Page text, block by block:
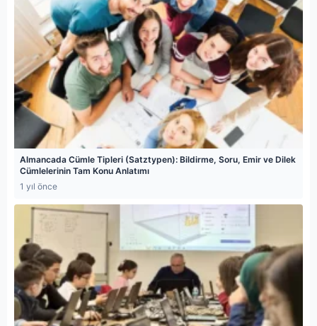
Almancada Cümle Tipleri (Satztypen): Bildirme, Soru, Emir ve Dilek
Cümlelerinin Tam Konu Anlatımı
1 yıl önce